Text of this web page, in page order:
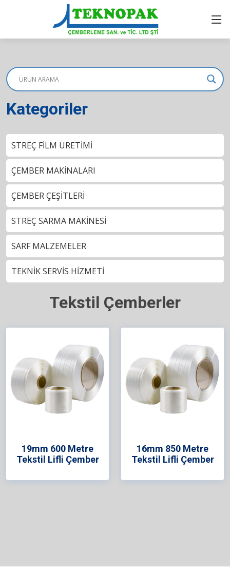
Kategoriler
STREÇ FİLM ÜRETİMİ
ÇEMBER MAKİNALARI
ÇEMBER ÇEŞİTLERİ
STREÇ SARMA MAKİNESİ
SARF MALZEMELER
TEKNİK SERVİS HİZMETİ
Tekstil Çemberler
19mm 600 Metre
Tekstil Lifli Çember
16mm 850 Metre
Tekstil Lifli Çember